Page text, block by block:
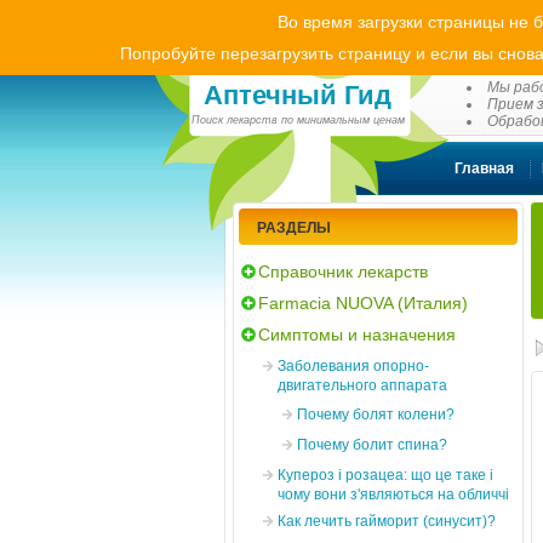
Аптечный Гид
Поиск лекарств по минимальным ценам
Во время загрузки страницы
Попробуйте перезагрузить страницу и если вы
Мы
Прием
Главная
РАЗДЕЛЫ
Справочник лекарств
Farmacia NUOVA (Италия)
Симптомы и назначения
Заболевания опорно-
двигательного аппарата
Почему болят колени?
Почему болит спина?
Купероз і розацеа: що це таке і
чому вони з'являються на обличчі
Как лечить гайморит (синусит)?